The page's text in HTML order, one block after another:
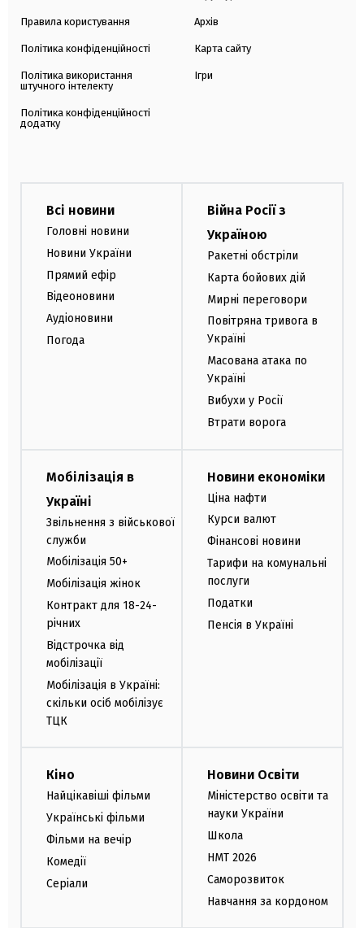
Правила користування
Політика конфіденційності
Політика використання
штучного інтелекту
Політика конфіденційності
додатку
Архів
Карта сайту
Ігри
Всі новини
Головні новини
Новини України
Прямий ефір
Відеоновини
Аудіоновини
Погода
Війна Росії з
Україною
Ракетні обстріли
Карта бойових дій
Мирні переговори
Повітряна тривога в
Україні
Масована атака по
Україні
Вибухи у Росії
Втрати ворога
Мобілізація в
Україні
Звільнення з військової
служби
Мобілізація 50+
Мобілізація жінок
Контракт для 18-24-
річних
Відстрочка від
мобілізації
Мобілізація в Україні:
скільки осіб мобілізує
ТЦК
Новини економіки
Ціна нафти
Курси валют
Фінансові новини
Тарифи на комунальні
послуги
Податки
Пенсія в Україні
Кіно
Найцікавіші фільми
Українські фільми
Фільми на вечір
Комедії
Серіали
Новини Освіти
Міністерство освіти та
науки України
Школа
НМТ 2026
Саморозвиток
Навчання за кордоном